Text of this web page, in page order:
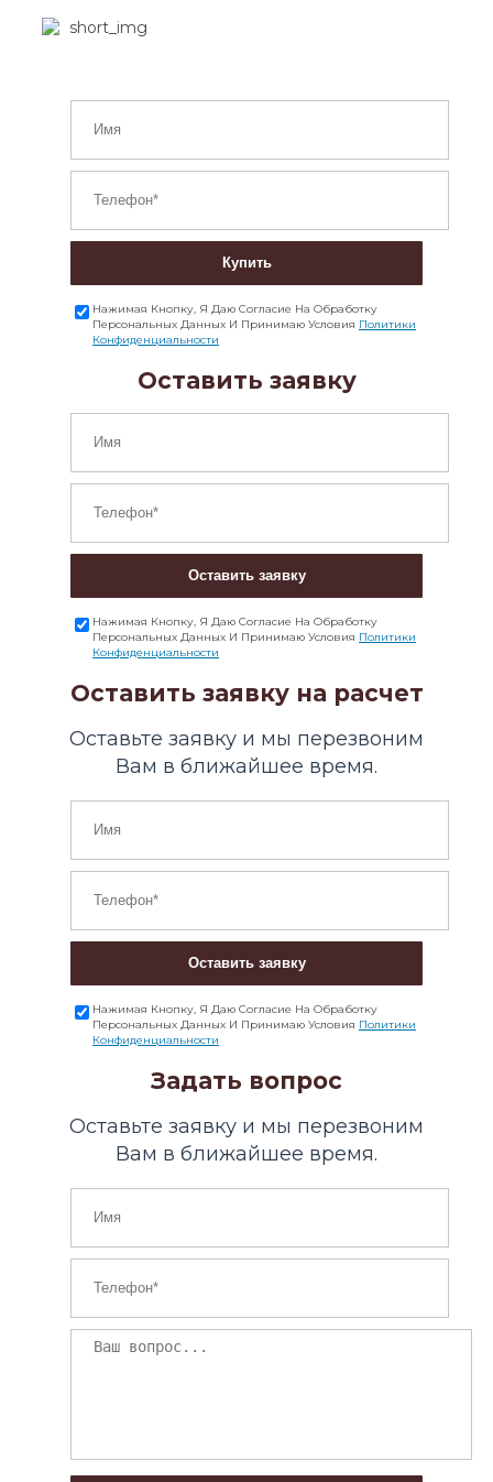
Купить
Нажимая Кнопку, Я Даю Согласие На Обработку
Персональных Данных И Принимаю Условия Политики
Конфиденциальности
Оставить заявку
Оставить заявку
Нажимая Кнопку, Я Даю Согласие На Обработку
Персональных Данных И Принимаю Условия Политики
Конфиденциальности
Оставить заявку на расчет
Оставьте заявку и мы перезвоним
Вам в ближайшее время.
Оставить заявку
Нажимая Кнопку, Я Даю Согласие На Обработку
Персональных Данных И Принимаю Условия Политики
Конфиденциальности
Задать вопрос
Оставьте заявку и мы перезвоним
Вам в ближайшее время.